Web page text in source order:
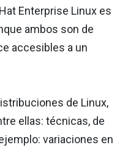
Enterprise Linux es
ambos son de
accesibles a un
de Linux,
ellas: técnicas, de
variaciones en